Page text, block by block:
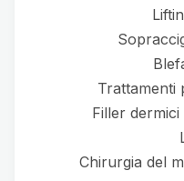
Trattamenti
Filler
Chirurgia del